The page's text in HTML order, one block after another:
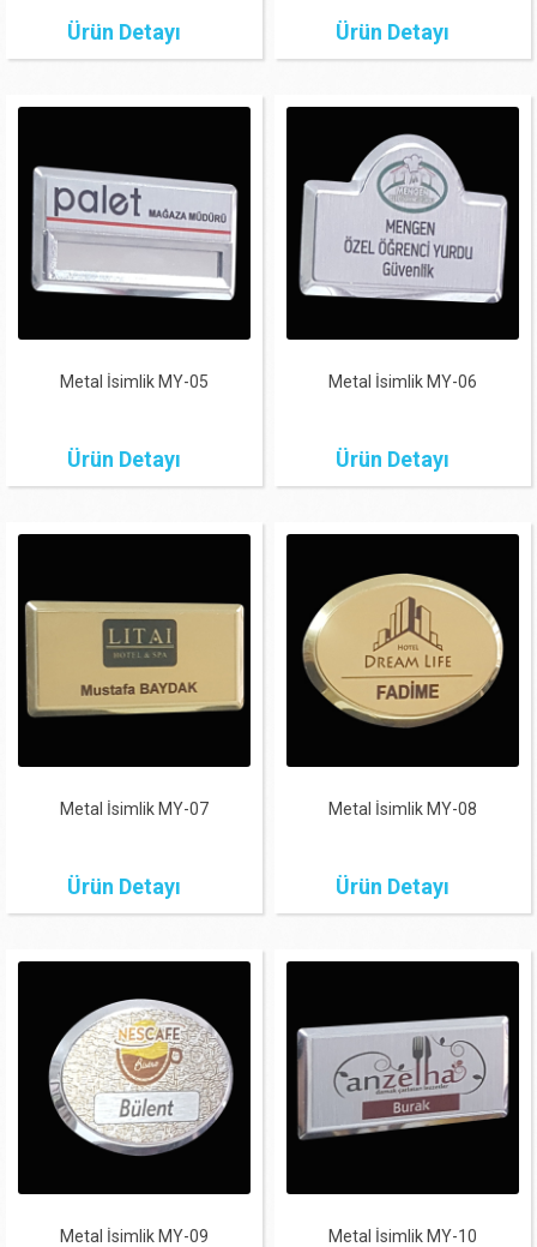
Ürün Detayı Ürün Detayı
Metal İsimlik MY-05
Ürün Detayı
Metal İsimlik MY-06
Ürün Detayı
Metal İsimlik MY-07
Ürün Detayı
Metal İsimlik MY-08
Ürün Detayı
Metal İsimlik MY-09 Metal İsimlik MY-10